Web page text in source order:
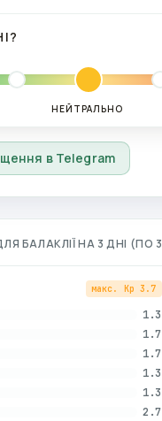
НЕЙТРАЛЬНО
в Telegram
БАЛАКЛІЇНА 3 ДНІ (ПО
макс. Kp 3.7
1.3
1.7
1.7
1.3
1.3
2.7